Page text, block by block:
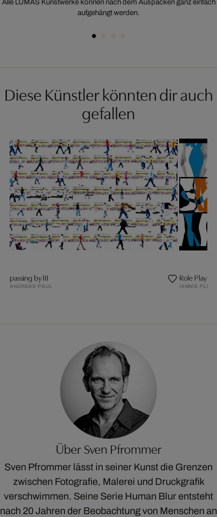
Alle LUMAS Kunstwerke können nach dem Auspacken ganz einfach
aufgehängt werden.
Diese Künstler könnten dir auch
gefallen
passing by III
ANDREAS PAUL
Role Play
IANNIS
Über Sven Pfrommer
Sven Pfrommer lässt in seiner Kunst die Grenzen
zwischen Fotografie, Malerei und Druckgrafik
verschwimmen. Seine Serie Human Blur entsteht
nach 20 Jahren der Beobachtung von Menschen an